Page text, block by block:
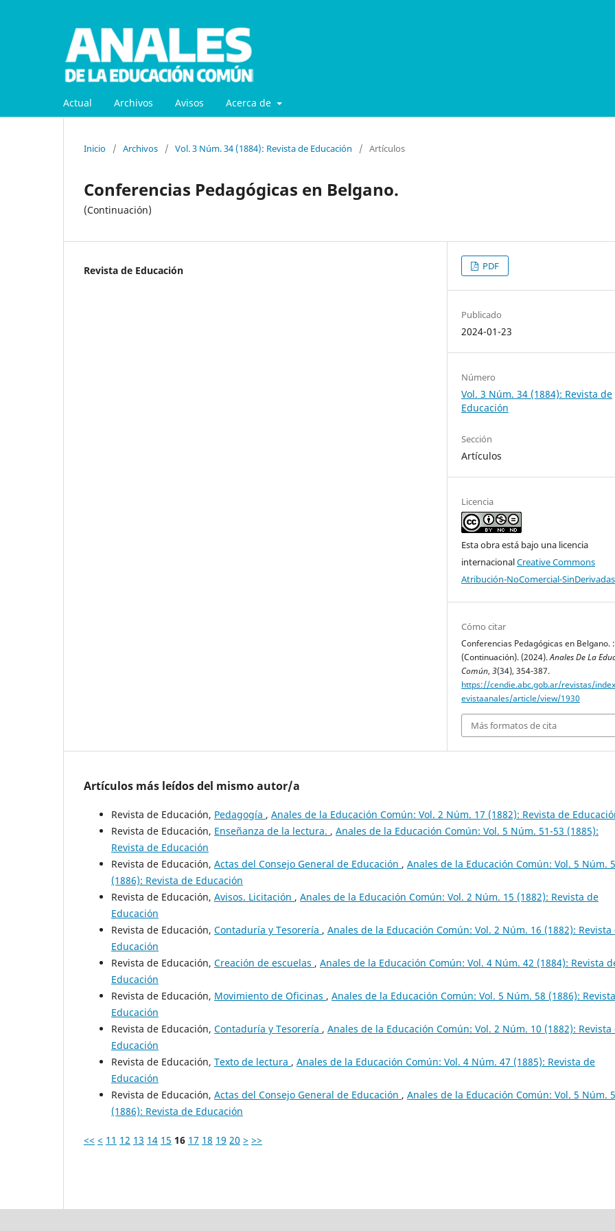
Actual Archivos Avisos Acerca de
Inicio / Archivos / Vol. 3 Núm. 34 (1884): Revista de Educación / Artículos
Conferencias Pedagógicas en Belgano.
(Continuación)
Revista de Educación PDF
Publicado
2024-01-23
Número
Vol. 3 Núm. 34 (1884): Revista de
Educación
Sección
Artículos
Licencia
Esta obra está bajo una licencia
internacionalCreative Commons
Atribución-NoComercial-
Cómo citar
Conferencias Pedagógicas en Belgano. :
(Continuación). (2024).Anales De La
Común, 3(34), 354-387.
https://cendie.abc.gob.ar/revistas/
evistaanales/article/view/1930
Más formatos de cita
Artículos más leídos del mismo autor/a
Revista de Educación, Pedagogía , Anales de la Educación Común: Vol. 2 Núm. 17 (1882): Revista de
Revista de Educación, Enseñanza de la lectura. , Anales de la Educación Común: Vol. 5 Núm. 51-53 (1885):
Revista de Educación
Revista de Educación, Actas del Consejo General de Educación , Anales de la Educación Común: Vol. 5 Núm.
(1886): Revista de Educación
Revista de Educación, Avisos. Licitación , Anales de la Educación Común: Vol. 2 Núm. 15 (1882): Revista de
Educación
Revista de Educación, Contaduría y Tesorería , Anales de la Educación Común: Vol. 2 Núm. 16 (1882): Revista
Educación
Revista de Educación, Creación de escuelas , Anales de la Educación Común: Vol. 4 Núm. 42 (1884): Revista
Educación
Revista de Educación, Movimiento de Oficinas , Anales de la Educación Común: Vol. 5 Núm. 58 (1886):
Educación
Revista de Educación, Contaduría y Tesorería , Anales de la Educación Común: Vol. 2 Núm. 10 (1882): Revista
Educación
Revista de Educación, Texto de lectura , Anales de la Educación Común: Vol. 4 Núm. 47 (1885): Revista de
Educación
Revista de Educación, Actas del Consejo General de Educación , Anales de la Educación Común: Vol. 5 Núm.
(1886): Revista de Educación
<< < 11 12 13 14 15 16 17 18 19 20 > >>